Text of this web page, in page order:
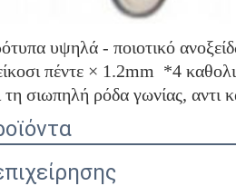
υψηλά - ποιοτικό
πέντε × 1.2mm  *4
τη σιωπηλή ρόδα γωνίας, αντι